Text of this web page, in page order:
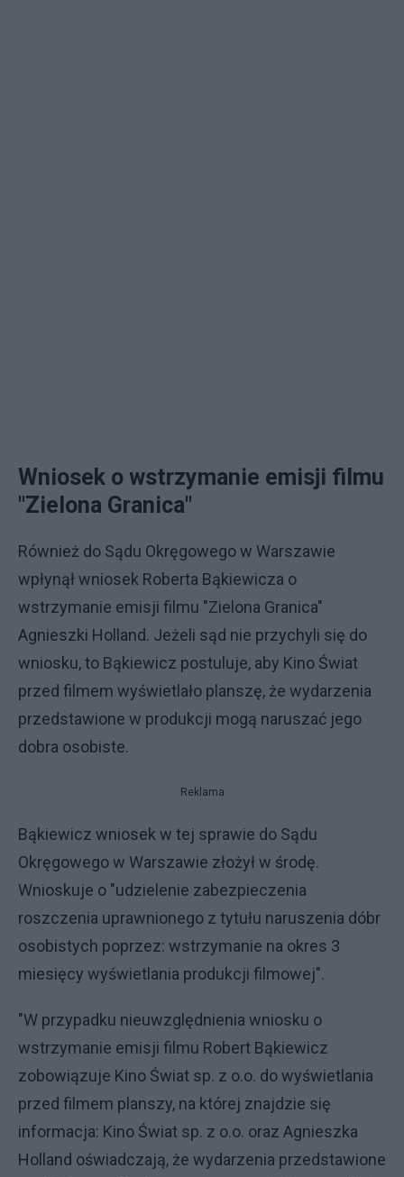
Wniosek o wstrzymanie emisji filmu
"Zielona Granica"
Również do Sądu Okręgowego w Warszawie
wpłynął wniosek Roberta Bąkiewicza o
wstrzymanie emisji filmu "Zielona Granica"
Agnieszki Holland. Jeżeli sąd nie przychyli się do
wniosku, to Bąkiewicz postuluje, aby Kino Świat
przed filmem wyświetlało planszę, że wydarzenia
przedstawione w produkcji mogą naruszać jego
dobra osobiste.
Reklama
Bąkiewicz wniosek w tej sprawie do Sądu
Okręgowego w Warszawie złożył w środę.
Wnioskuje o "udzielenie zabezpieczenia
roszczenia uprawnionego z tytułu naruszenia dóbr
osobistych poprzez: wstrzymanie na okres 3
miesięcy wyświetlania produkcji filmowej".
"W przypadku nieuwzględnienia wniosku o
wstrzymanie emisji filmu Robert Bąkiewicz
zobowiązuje Kino Świat sp. z o.o. do wyświetlania
przed filmem planszy, na której znajdzie się
informacja: Kino Świat sp. z o.o. oraz Agnieszka
Holland oświadczają, że wydarzenia przedstawione